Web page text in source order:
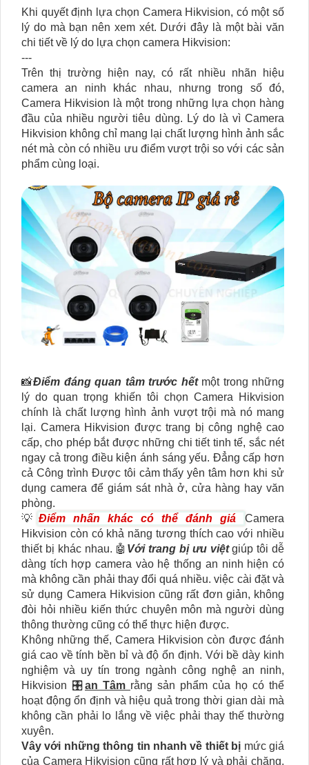
Khi quyết định lựa chọn Camera Hikvision, có một số
lý do mà bạn nên xem xét. Dưới đây là một bài văn
chi tiết về lý do lựa chọn camera Hikvision:
---
Trên thị trường hiện nay, có rất nhiều nhãn hiệu
camera an ninh khác nhau, nhưng trong số đó,
Camera Hikvision là một trong những lựa chọn hàng
đầu của nhiều người tiêu dùng. Lý do là vì Camera
Hikvision không chỉ mang lại chất lượng hình ảnh sắc
nét mà còn có nhiều ưu điểm vượt trội so với các sản
phẩm cùng loại.
📸Điểm đáng quan tâm trước hếtmột trong những
lý do quan trọng khiến tôi chọn Camera Hikvision
chính là chất lượng hình ảnh vượt trội mà nó mang
lại. Camera Hikvision được trang bị công nghệ cao
cấp, cho phép bắt được những chi tiết tinh tế, sắc nét
ngay cả trong điều kiện ánh sáng yếu. Đẳng cấp hơn
cả Công trình Được tôi cảm thấy yên tâm hơn khi sử
dụng camera để giám sát nhà ở, cửa hàng hay văn
phòng.
💡 Điểm nhấn khác có thể đánh giá
Camera
Hikvision còn có khả năng tương thích cao với nhiều
thiết bị khác nhau. 🤖️ Với trang bị ưu việtgiúp tôi dễ
dàng tích hợp camera vào hệ thống an ninh hiện có
mà không cần phải thay đổi quá nhiều. việc cài đặt và
sử dụng Camera Hikvision cũng rất đơn giản, không
đòi hỏi nhiều kiến thức chuyên môn mà người dùng
thông thường cũng có thể thực hiện được.
Không những thế, Camera Hikvision còn được đánh
giá cao về tính bền bỉ và độ ổn định. Với bề dày kinh
nghiệm và uy tín trong ngành công nghệ an ninh,
Hikvision 🎛 an Tâm rằng sản phẩm của họ có thể
hoạt động ổn định và hiệu quả trong thời gian dài mà
không cần phải lo lắng về việc phải thay thế thường
xuyên.
Vây với những thông tin nhanh về thiết bị mức giá
của Camera Hikvision cũng rất hợp lý và phải chăng.